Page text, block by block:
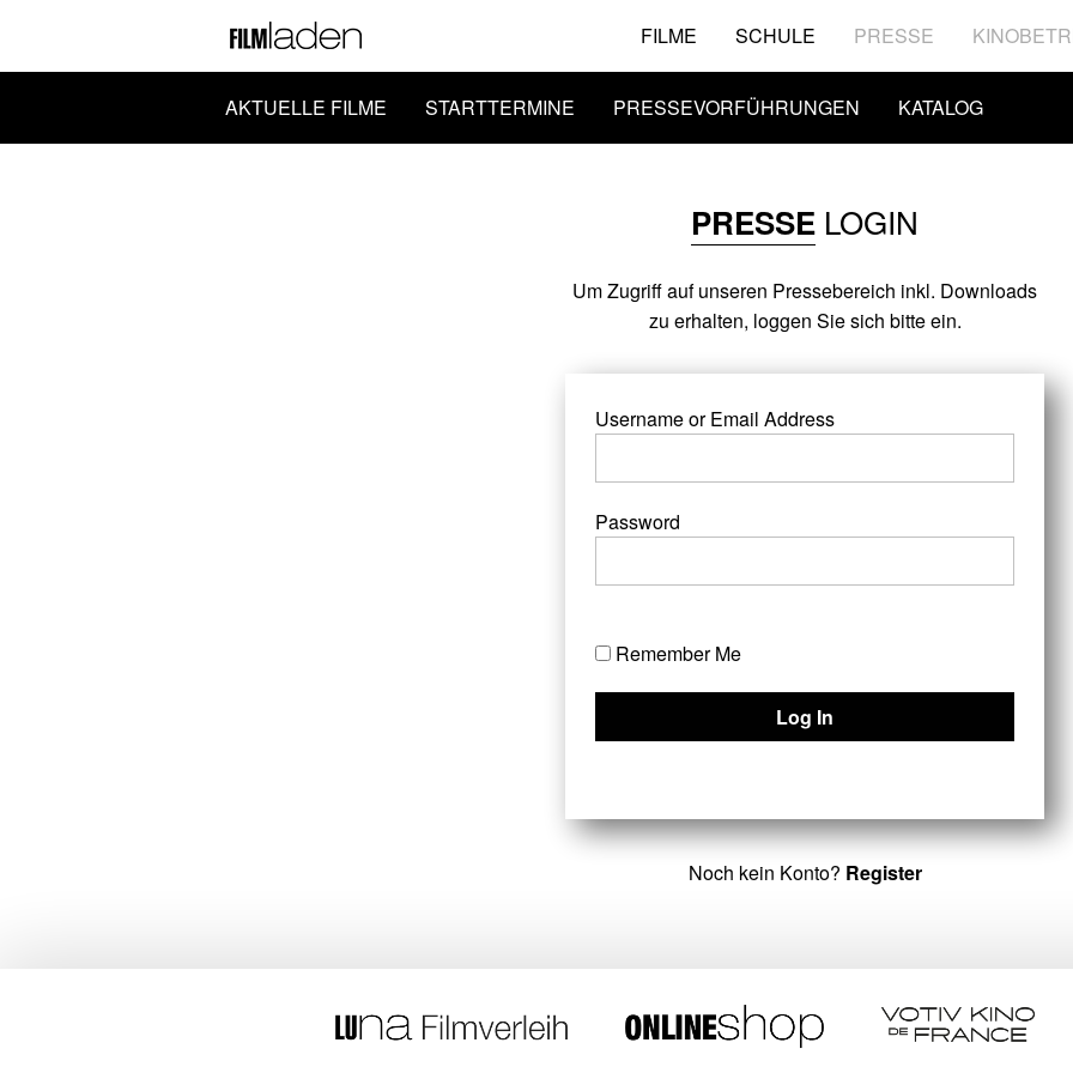
FILME SCHULE PRESSE
AKTUELLE FILME STARTTERMINE PRESSEVORFÜHRUNGEN KATALOG
PRESSE LOGIN
Um Zugriff auf unseren Pressebereich inkl. Downloads
zu erhalten, loggen Sie sich bitte ein.
Username or Email Address
Password
Remember Me
Noch kein Konto? Register